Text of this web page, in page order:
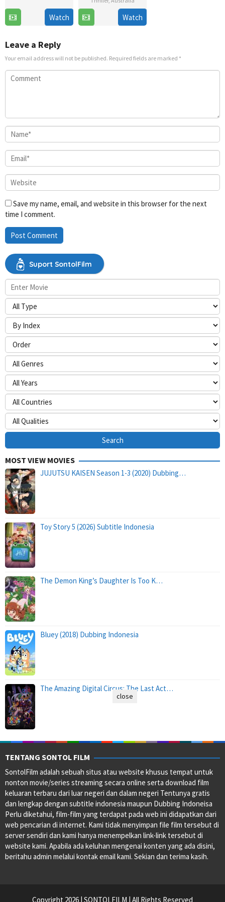
24
2026
Lauren
Montgomery
Watch
Jun
Gooseworx
Watch
Leave a Reply
Your email address will not be published. Required fields are marked *
Save my name, email, and website in this browser for the next
time I comment.
Suport SontolFilm
MOST VIEW MOVIES
JUJUTSU KAISEN Season 1-3 (2020) Dubbing…
Toy Story 5 (2026) Subtitle Indonesia
The Demon King’s Daughter Is Too K…
Bluey (2018) Dubbing Indonesia
The Amazing Digital Circus: The Last Act…
TENTANG SONTOL FILM
SontolFilm adalah sebuah situs atau website khusus tempat untuk
nonton movie/series streaming secara online serta download film
keluaran terbaru dari luar negeri dan dalam negeri Tentunya gratis
dan lengkap dengan subtitle indonesia maupun Dubbing Indoneisa
Perlu diketahui, film-film yang terdapat pada web ini didapatkan dari
web pencarian di internet. Kami tidak menyimpan file film tersebut di
server sendiri dan kami hanya menempelkan link-link tersebut di
website kami. Apabila ada keluhan mengenai konten yang ada disini,
beritahu admin melalui kontak email kami. Sekian dan terima kasih.
Copyright 2026 | SONTOLFILM | All Rights Reserved
close